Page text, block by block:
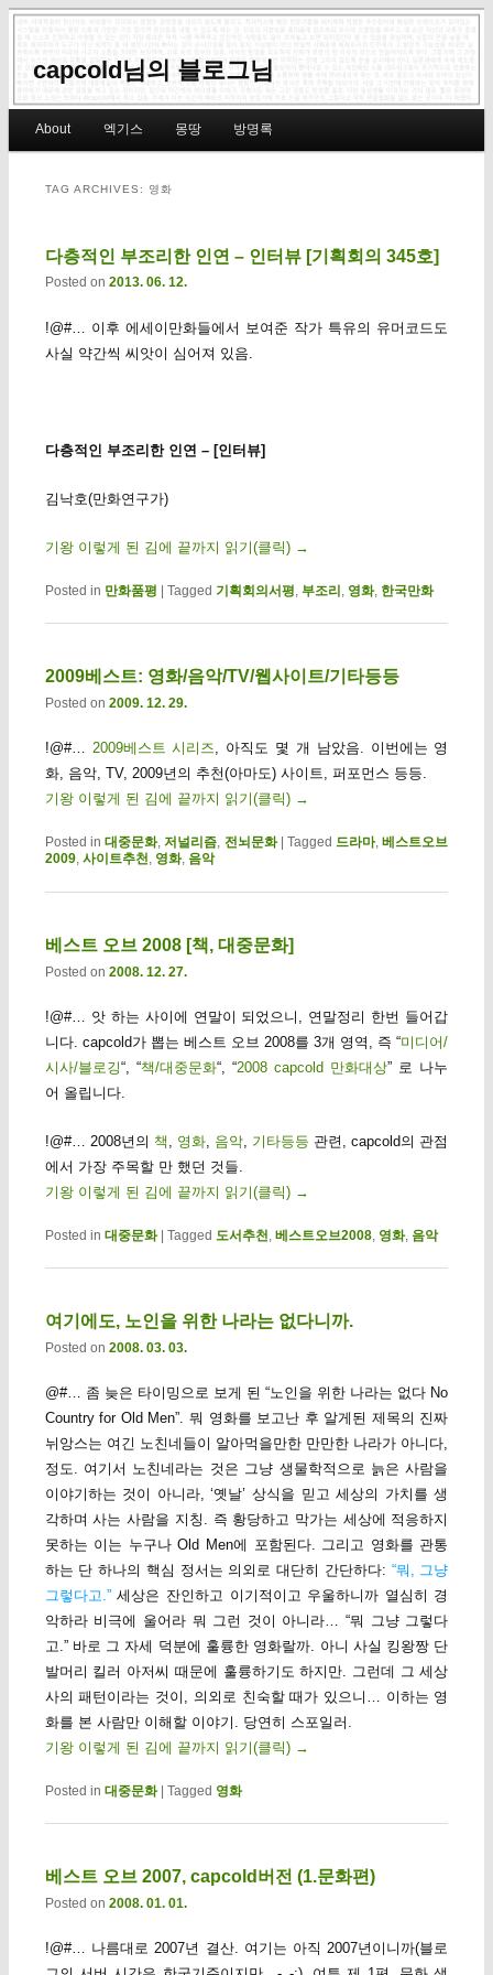
capcold님의 블로그님
Skip to primary content
Skip to secondary content
About 엑기스 몽땅 방명록
TAG ARCHIVES: 영화
다층적인 부조리한 인연 – 인터뷰 [기획회의 345호]
Posted on 2013. 06. 12.
!@#… 이후 에세이만화들에서 보여준 작가 특유의 유머코드도
사실 약간씩 씨앗이 심어져 있음.
다층적인 부조리한 인연 – [인터뷰]
김낙호(만화연구가)
기왕 이렇게 된 김에 끝까지 읽기(클릭) →
Posted in 만화품평 Tagged 기획회의서평, 부조리 , 영화, 한국만화
2009베스트: 영화/음악/TV/웹사이트/기타등등
Posted on 2009. 12. 29.
!@#… 2009베스트 시리즈, 아직도 몇 개 남았음. 이번에는 영
화, 음악, TV, 2009년의 추천(아마도) 사이트, 퍼포먼스 등등.
기왕 이렇게 된 김에 끝까지 읽기(클릭) →
Posted in 대중문화,저널리즘, 전뇌문화 Tagged 드라마,베스트오브
2009, 사이트추천, 영화, 음악
베스트 오브 2008 [책, 대중문화]
Posted on 2008. 12. 27.
!@#… 앗 하는 사이에 연말이 되었으니, 연말정리 한번 들어갑
니다. capcold가 뽑는 베스트 오브 2008를 3개 영역, 즉 “미디어/
시사/블로깅“, “책/대중문화“, “2008 capcold 만화대상” 로 나누
어 올립니다.
!@#… 2008년의 책 영화, 음악 기타등등 관련, capcold의 관점
에서 가장 주목할 만 했던 것들.
기왕 이렇게 된 김에 끝까지 읽기(클릭) →
Posted in 대중문화 | Tagged 도서추천, 베스트오브2008, 영화, 음악
여기에도, 노인을 위한 나라는 없다니까.
Posted on 2008. 03. 03.
@#… 좀 늦은 타이밍으로 보게 된 “노인을 위한 나라는 없다 No
Country for Old Men”. 뭐 영화를 보고난 후 알게된 제목의 진짜
뉘앙스는 여긴 노친네들이 알아먹을만한 만만한 나라가 아니다,
정도. 여기서 노친네라는 것은 그냥 생물학적으로 늙은 사람을
이야기하는 것이 아니라, ‘옛날’ 상식을 믿고 세상의 가치를 생
각하며 사는 사람을 지칭. 즉 황당하고 막가는 세상에 적응하지
못하는 이는 누구나 Old Men에 포함된다. 그리고 영화를 관통
하는 단 하나의 핵심 정서는 의외로 대단히 간단하다: “뭐, 그냥
그렇다고.”세상은 잔인하고 이기적이고 우울하니까 열심히 경
악하라 비극에 울어라 뭐 그런 것이 아니라… “뭐 그냥 그렇다
고.” 바로 그 자세 덕분에 훌륭한 영화랄까. 아니 사실 킹왕짱 단
발머리 킬러 아저씨 때문에 훌륭하기도 하지만. 그런데 그 세상
사의 패턴이라는 것이, 의외로 친숙할 때가 있으니… 이하는 영
화를 본 사람만 이해할 이야기. 당연히 스포일러.
기왕 이렇게 된 김에 끝까지 읽기(클릭) →
Posted in 대중문화 Tagged 영화
베스트 오브 2007, capcold버전 (1.문화편)
Posted on 2008. 01. 01.
!@#… 나름대로 2007년 결산. 여기는 아직 2007년이니까(블로